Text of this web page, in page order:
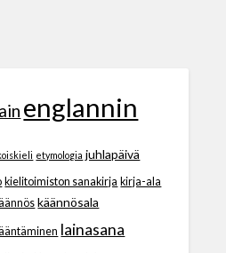
englannin
etymologia juhlapäivä
kielitoimiston sanakirja kirja-ala
käännösala
lainasana